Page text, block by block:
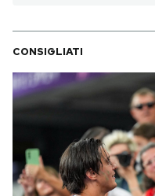
PODCAST
NEWSLETTER
I MIEI PREFERITI
SHOP
CONSIGLIATI